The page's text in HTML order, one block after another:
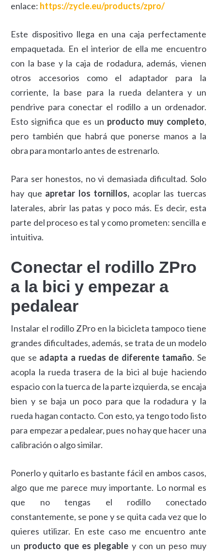
enlace: https://zycle.eu/products/zpro/
Este dispositivo llega en una caja perfectamente
empaquetada. En el interior de ella me encuentro
con la base y la caja de rodadura, además, vienen
otros accesorios como el adaptador para la
corriente, la base para la rueda delantera y un
pendrive para conectar el rodillo a un ordenador.
Esto significa que es un producto muy completo,
pero también que habrá que ponerse manos a la
obra para montarlo antes de estrenarlo.
Para ser honestos, no vi demasiada dificultad. Solo
hay que apretar los tornillos, acoplar las tuercas
laterales, abrir las patas y poco más. Es decir, esta
parte del proceso es tal y como prometen: sencilla e
intuitiva.
Conectar el rodillo ZPro
a la bici y empezar a
pedalear
Instalar el rodillo ZPro en la bicicleta tampoco tiene
grandes dificultades, además, se trata de un modelo
que se adapta a ruedas de diferente tamaño. Se
acopla la rueda trasera de la bici al buje haciendo
espacio con la tuerca de la parte izquierda, se encaja
bien y se baja un poco para que la rodadura y la
rueda hagan contacto. Con esto, ya tengo todo listo
para empezar a pedalear, pues no hay que hacer una
calibración o algo similar.
Ponerlo y quitarlo es bastante fácil en ambos casos,
algo que me parece muy importante. Lo normal es
que no tengas el rodillo conectado
constantemente, se pone y se quita cada vez que lo
quieres utilizar. En este caso me encuentro ante
un producto que es plegable y con un peso muy